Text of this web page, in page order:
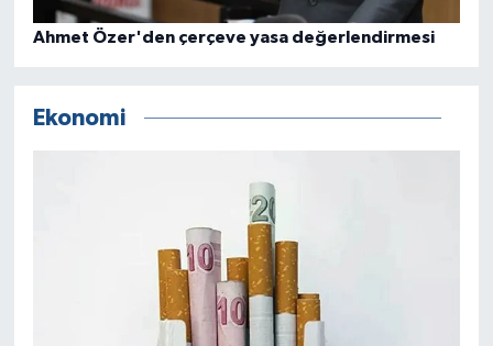
Ahmet Özer'den çerçeve yasa değerlendirmesi
Ekonomi